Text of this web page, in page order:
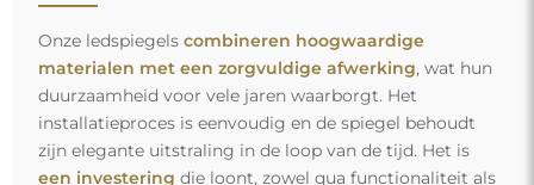
Onze ledspiegels combineren hoogwaardige
materialen met een zorgvuldige afwerking, wat hun
duurzaamheid voor vele jaren waarborgt. Het
installatieproces is eenvoudig en de spiegel behoudt
zijn elegante uitstraling in de loop van de tijd. Het is
een investering die loont, zowel qua functionaliteit als